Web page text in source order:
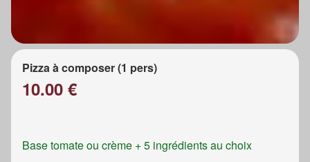
Pizza à composer (1 pers)
10.00 €
Base tomate ou crème + 5 ingrédients au choix